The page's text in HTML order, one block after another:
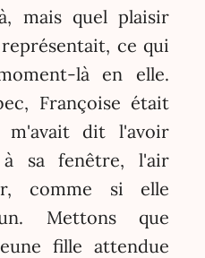
mais quel plaisir
ce qui
là en elle.
Françoise était
m'avait dit l'avoir
à sa fenêtre, l'air
comme si elle
Mettons que
fille attendue